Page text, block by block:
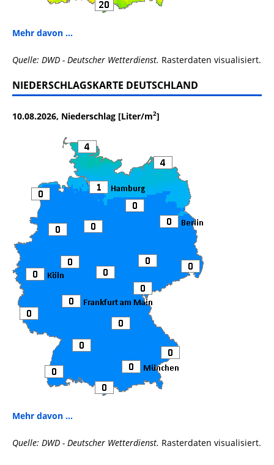
Mehr davon ...
Quelle: DWD - Deutscher Wetterdienst. Rasterdaten visualisiert.
NIEDERSCHLAGSKARTE DEUTSCHLAND
10.08.2026, Niederschlag [Liter/m2]
Mehr davon ...
Quelle: DWD - Deutscher Wetterdienst. Rasterdaten visualisiert.